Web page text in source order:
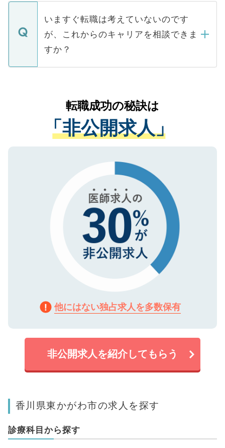
に、医療機関が求める条件に合った人材の
みを人材紹介会社に依頼するケースが増え
ています。
定を承諾する必要はありません。内定先へ
の辞退の連絡はキャリアパートナーが行い
個人情報が漏えいすることはありませんの
で、ご安心ください。当サイトからの登録
などで収集したご登録者様の個人情報は、
ご本人のキャリアアップおよび転職活動の
支援を目的に使用いたします。お預かりし
ているすべての個人データはご本人の許可
は、個人情報の取り扱いについての厳密な
管理基準を満たした事業者のみに付与され
る、プライバシーマークを取得済みです。
で、機密保持に関してもご安心ください。
いますぐ転職は考えていないのです
が、これからのキャリアを相談できま
すか？
かがいして、現在の医療機関の状況や紹介
経験をまじえながら、適切なアドバイスを
させていただきます。すぐにご転職をされ
ない方には、長期的なサポートが可能です
ので、まずはご登録ください。
転職成功の秘訣は
「非公開求人」
他にはない独占求人を多数保有
非公開求人を紹介してもらう
香川県東かがわ市の求人を探す
診療科目から探す